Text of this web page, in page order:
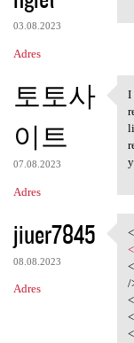
03.08.2023
Adres
토토사
이트
07.08.2023
Adres
I
I
jiuer7845
08.08.2023
Adres
/